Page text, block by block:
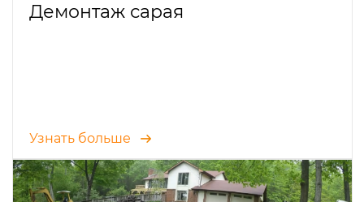
Демонтаж сарая
Узнать больше